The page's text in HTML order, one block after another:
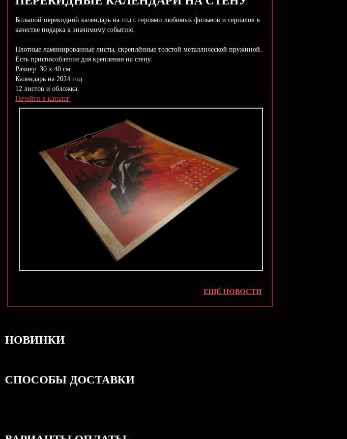
Большой перекидной календарь на год с героями любимых фильмов и сериалов в
качестве подарка к значимому событию.
Плотные ламинированные листы, скреплённые толстой металлической пружиной.
Есть приспособление для крепления на стену.
Размер: 30 х 40 см.
Календарь на 2024 год.
12 листов и обложка.
Перейти в каталог
ЕЩЁ НОВОСТИ
НОВИНКИ
СПОСОБЫ ДОСТАВКИ